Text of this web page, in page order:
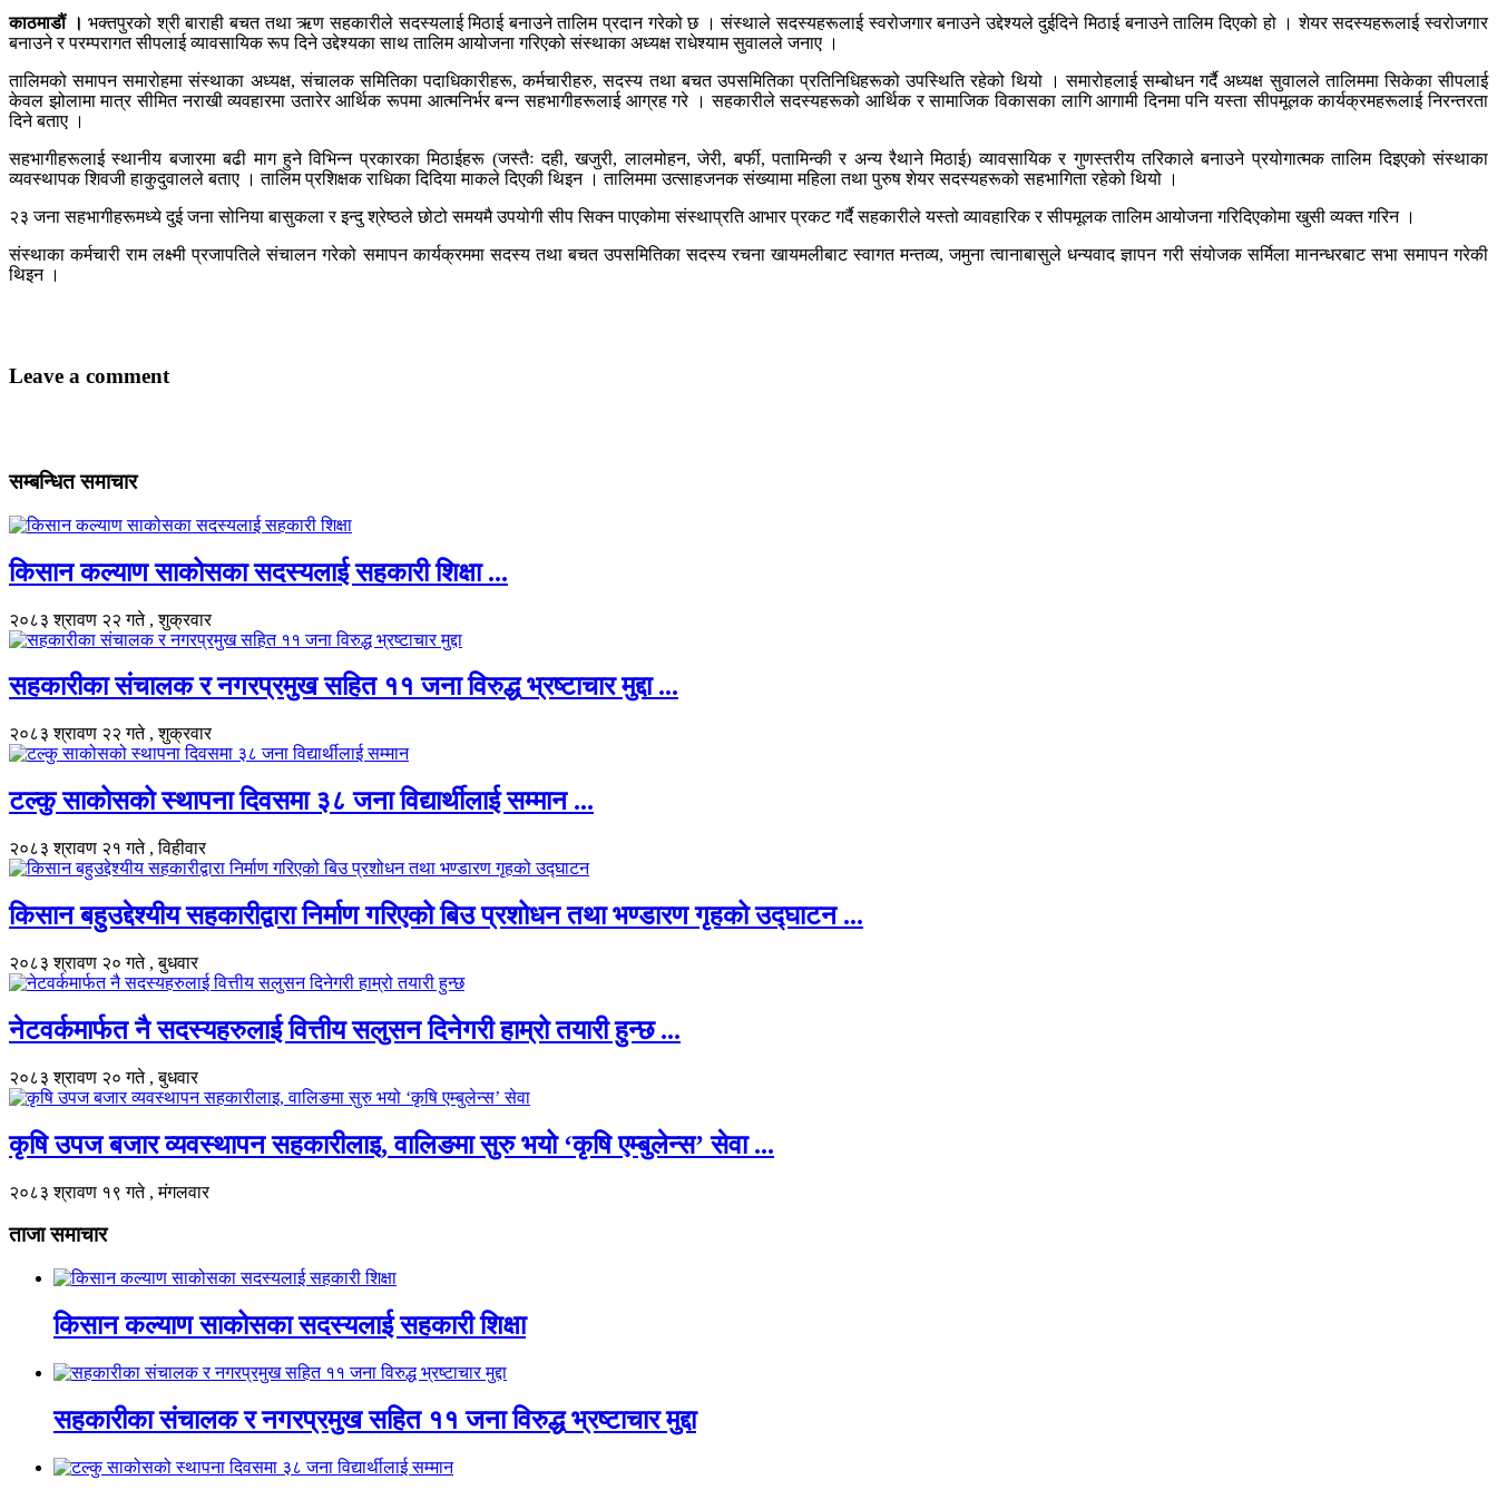
काठमाडौं । भक्तपुरको श्री बाराही बचत तथा ऋण सहकारीले सदस्यलाई मिठाई बनाउने तालिम प्रदान गरेको छ । संस्थाले सदस्यहरूलाई स्वरोजगार बनाउने उद्देश्यले दुईदिने मिठाई बनाउने तालिम दिएको हो । शेयर सदस्यहरूलाई स्वरोजगार
बनाउने र परम्परागत सीपलाई व्यावसायिक रूप दिने उद्देश्यका साथ तालिम आयोजना गरिएको संस्थाका अध्यक्ष राधेश्याम सुवालले जनाए ।
तालिमको समापन समारोहमा संस्थाका अध्यक्ष, संचालक समितिका पदाधिकारीहरू, कर्मचारीहरु, सदस्य तथा बचत उपसमितिका प्रतिनिधिहरूको उपस्थिति रहेको थियो । समारोहलाई सम्बोधन गर्दै अध्यक्ष सुवालले तालिममा सिकेका सीपलाई
केवल झोलामा मात्र सीमित नराखी व्यवहारमा उतारेर आर्थिक रूपमा आत्मनिर्भर बन्न सहभागीहरूलाई आग्रह गरे । सहकारीले सदस्यहरूको आर्थिक र सामाजिक विकासका लागि आगामी दिनमा पनि यस्ता सीपमूलक कार्यक्रमहरूलाई निरन्तरता
दिने बताए ।
सहभागीहरूलाई स्थानीय बजारमा बढी माग हुने विभिन्न प्रकारका मिठाईहरू (जस्तैः दही, खजुरी, लालमोहन, जेरी, बर्फी, पतामिन्की र अन्य रैथाने मिठाई) व्यावसायिक र गुणस्तरीय तरिकाले बनाउने प्रयोगात्मक तालिम दिइएको संस्थाका
व्यवस्थापक शिवजी हाकुदुवालले बताए । तालिम प्रशिक्षक राधिका दिदिया माकले दिएकी थिइन । तालिममा उत्साहजनक संख्यामा महिला तथा पुरुष शेयर सदस्यहरूको सहभागिता रहेको थियो ।
२३ जना सहभागीहरूमध्ये दुई जना सोनिया बासुकला र इन्दु श्रेष्ठले छोटो समयमै उपयोगी सीप सिक्न पाएकोमा संस्थाप्रति आभार प्रकट गर्दै सहकारीले यस्तो व्यावहारिक र सीपमूलक तालिम आयोजना गरिदिएकोमा खुसी व्यक्त गरिन ।
संस्थाका कर्मचारी राम लक्ष्मी प्रजापतिले संचालन गरेको समापन कार्यक्रममा सदस्य तथा बचत उपसमितिका सदस्य रचना खायमलीबाट स्वागत मन्तव्य, जमुना त्वानाबासुले धन्यवाद ज्ञापन गरी संयोजक सर्मिला मानन्धरबाट सभा समापन गरेकी
थिइन ।
Leave a comment
सम्बन्धित समाचार
किसान कल्याण साकोसका सदस्यलाई सहकारी शिक्षा ...
२०८३ श्रावण २२ गते , शुक्रवार
सहकारीका संचालक र नगरप्रमुख सहित ११ जना विरुद्ध भ्रष्टाचार मुद्दा ...
२०८३ श्रावण २२ गते , शुक्रवार
टल्कु साकोसको स्थापना दिवसमा ३८ जना विद्यार्थीलाई सम्मान ...
२०८३ श्रावण २१ गते , विहीवार
किसान बहुउद्देश्यीय सहकारीद्वारा निर्माण गरिएको बिउ प्रशोधन तथा भण्डारण गृहको उद्घाटन ...
२०८३ श्रावण २० गते , बुधवार
नेटवर्कमार्फत नै सदस्यहरुलाई वित्तीय सलुसन दिनेगरी हाम्रो तयारी हुन्छ ...
२०८३ श्रावण २० गते , बुधवार
कृषि उपज बजार व्यवस्थापन सहकारीलाइ, वालिङमा सुरु भयो ‘कृषि एम्बुलेन्स’ सेवा ...
२०८३ श्रावण १९ गते , मंगलवार
ताजा समाचार
किसान कल्याण साकोसका सदस्यलाई सहकारी शिक्षा
सहकारीका संचालक र नगरप्रमुख सहित ११ जना विरुद्ध भ्रष्टाचार मुद्दा